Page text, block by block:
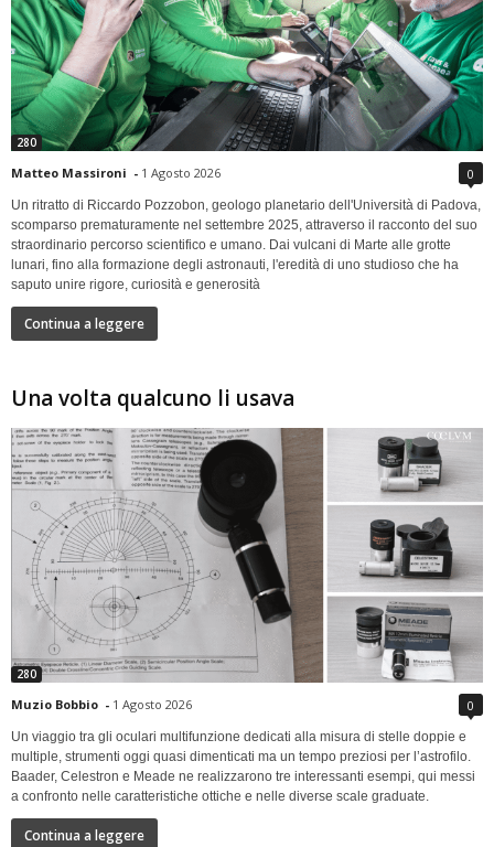
280
Matteo Massironi - 1 Agosto 2026 0
Un ritratto di Riccardo Pozzobon, geologo planetario dell'Università di Padova,
scomparso prematuramente nel settembre 2025, attraverso il racconto del suo
straordinario percorso scientifico e umano. Dai vulcani di Marte alle grotte
lunari, fino alla formazione degli astronauti, l'eredità di uno studioso che ha
saputo unire rigore, curiosità e generosità
Continua a leggere
Una volta qualcuno li usava
280
Muzio Bobbio - 1 Agosto 2026 0
Un viaggio tra gli oculari multifunzione dedicati alla misura di stelle doppie e
multiple, strumenti oggi quasi dimenticati ma un tempo preziosi per l’astrofilo.
Baader, Celestron e Meade ne realizzarono tre interessanti esempi, qui messi
a confronto nelle caratteristiche ottiche e nelle diverse scale graduate.
Continua a leggere